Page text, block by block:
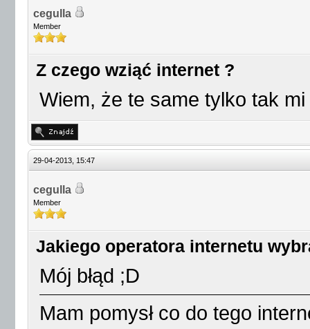
cegulla
Member
Z czego wziąć internet ?
Wiem, że te same tylko tak mi
29-04-2013, 15:47
cegulla
Member
Jakiego operatora internetu
Mój błąd ;D
Mam pomysł co do tego